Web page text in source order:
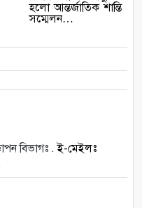
হলো আন্তর্জাতিক শান্তি
সম্মেলন…
বিভাগঃ .ই-মেইলঃ